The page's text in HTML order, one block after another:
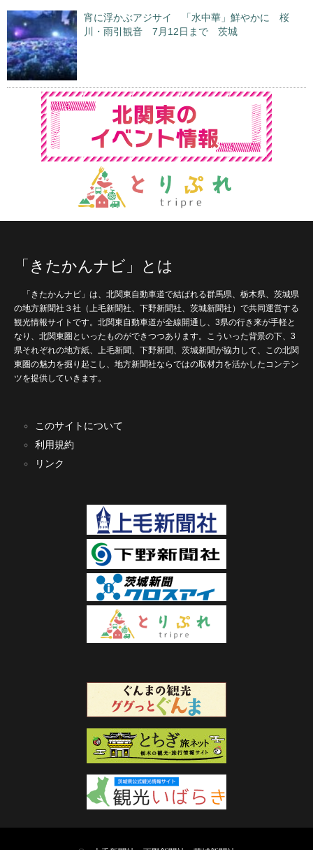
宵に浮かぶアジサイ 「水中華」鮮やかに 桜
川・雨引観音 7月12日まで 茨城
「きたかんナビ」とは
「きたかんナビ」は、北関東自動車道で結ばれる群馬県、栃木県、茨城県
の地方新聞社３社（上毛新聞社、下野新聞社、茨城新聞社）で共同運営する
観光情報サイトです。北関東自動車道が全線開通し、3県の行き来が手軽と
なり、北関東圏といったものができつつあります。こういった背景の下、3
県それぞれの地方紙、上毛新聞、下野新聞、茨城新聞が協力して、この北関
東圏の魅力を掘り起こし、地方新聞社ならではの取材力を活かしたコンテン
ツを提供していきます。
このサイトについて
利用規約
リンク